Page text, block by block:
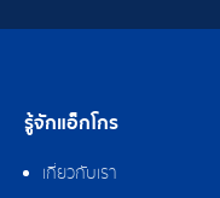
รู้จักแอ็กโกร
เกี่ยวกับเรา